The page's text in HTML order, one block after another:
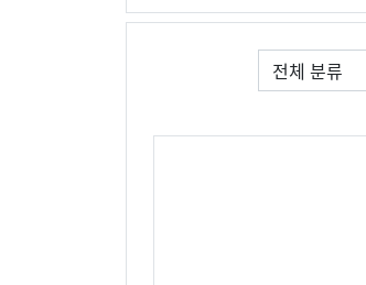
게시판 그룹선택
검색조건
검색어 필수